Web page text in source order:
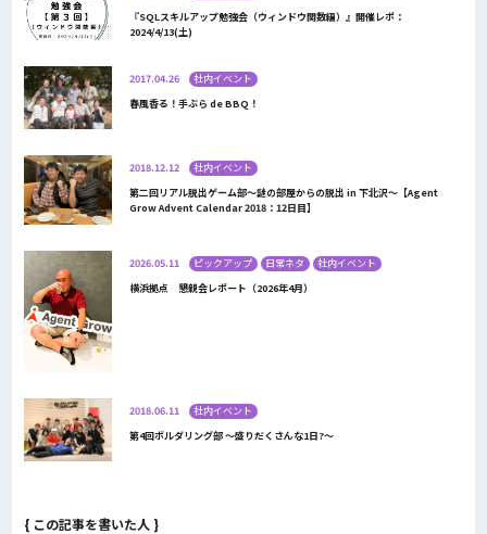
『SQLスキルアップ勉強会（ウィンドウ関数編）』開催レポ：
2024/4/13(土)
2017.04.26
社内イベント
春風香る！手ぶら de BBQ！
2018.12.12
社内イベント
第二回リアル脱出ゲーム部～謎の部屋からの脱出 in 下北沢～【Agent
Grow Advent Calendar 2018：12日目】
2026.05.11 ピックアップ 日常ネタ
社内イベント
横浜拠点 懇親会レポート（2026年4月）
2018.06.11
社内イベント
第4回ボルダリング部 〜盛りだくさんな1日?〜
{ この記事を書いた人 }